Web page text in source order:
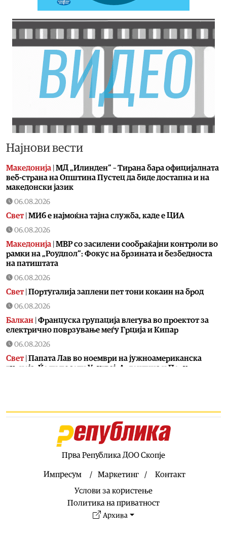
Најнови вести
Македонија | МД „Илинден“ – Тирана бара официјалната
веб-страна на Општина Пустец да биде достапна и на
македонски јазик
06.08.2026
Свет| МИ6 е најмоќна тајна служба, каде е ЦИА
06.08.2026
Македонија | МВР со засилени сообраќајни контроли во
рамки на „Роудпол“: Фокус на брзината и безбедноста
на патиштата
06.08.2026
Свет| Португалија заплени пет тони кокаин на брод
06.08.2026
Балкан | Француска групација влегува во проектот за
електрично поврзување меѓу Грција и Кипар
06.08.2026
Свет| Папата Лав во ноември на јужноамериканска
турнеја: Ќе ги посети Уругвај, Аргентина и Перу
промената – ќе биде опасна
Дали оваа Норвежанка ќе го замени
Инфантино на чело на ФИФА?
низ Ормутскиот Теснец
Русија погодила уште три товарни бродови во
Прва Република ДОО Скопје
Импресум Маркетинг
Контакт
Услови за користење
Политика на приватност
Архива